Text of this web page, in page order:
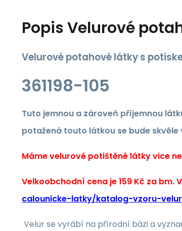
PopisVelurové
Velurové potahové látky s
361198-105
Tuto jemnou a zároveň příjemnou
potažená touto látkou se bude
Máme velurové potištěné látky vice
Velkoobchodní cena je 159 Kč za
calounicke-latky/katalog-vzoru-
Velur se vyrábí na přírodní bázi a